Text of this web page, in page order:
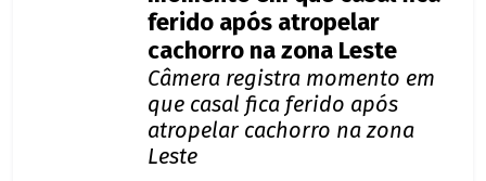
ferido após atropelar
cachorro na zona Leste
Câmera registra momento em
que casal fica ferido após
atropelar cachorro na zona
Leste